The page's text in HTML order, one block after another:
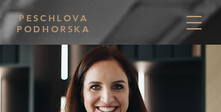
PESCHLOVA
PODHORSKA